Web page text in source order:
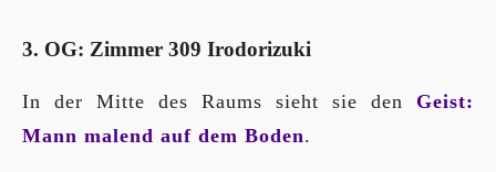
3. OG: Zimmer 309 Irodorizuki
In der Mitte des Raums sieht sie den Geist:
Mann malend auf dem Boden.